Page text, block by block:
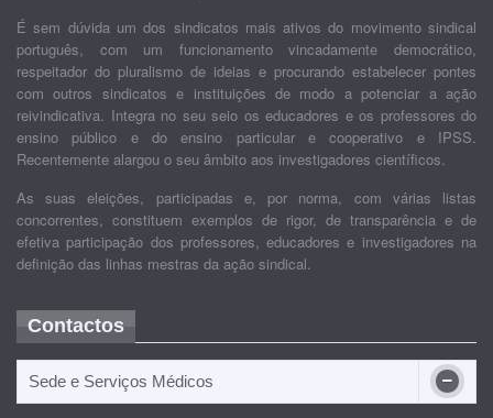
É sem dúvida um dos sindicatos mais ativos do movimento sindical
português, com um funcionamento vincadamente democrático,
respeitador do pluralismo de ideias e procurando estabelecer pontes
com outros sindicatos e instituições de modo a potenciar a ação
reivindicativa. Integra no seu seio os educadores e os professores do
ensino público e do ensino particular e cooperativo e IPSS.
Recentemente alargou o seu âmbito aos investigadores científicos.
As suas eleições, participadas e, por norma, com várias listas
concorrentes, constituem exemplos de rigor, de transparência e de
efetiva participação dos professores, educadores e investigadores na
definição das linhas mestras da ação sindical.
Contactos
Sede e Serviços Médicos